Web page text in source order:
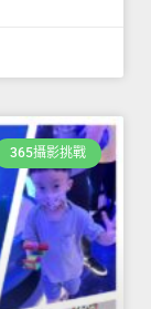
365攝影挑戰